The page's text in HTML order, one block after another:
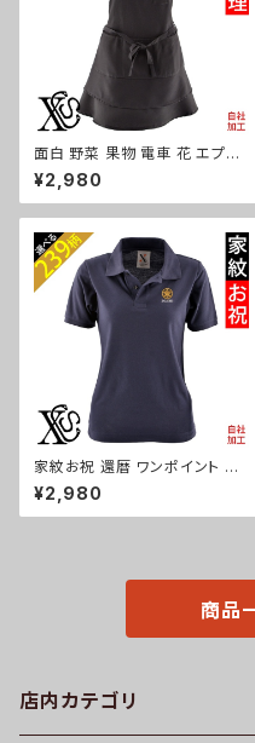
面白 野菜 果物 電車 花 エプロ
ン リアル 刺繍 プレゼント ワン
ポイント ワンピース レディース
撥水加工 おしゃれ かわいい フ
の日 保育士 カフェ サロン 黒
柄 グッズ ori-a-tao13-b09-s
¥2,980
家紋お祝 還暦 ワンポイント 刺
繍 オリジナル 半袖 ポロシャツ
レディース 無地 ロゴ おしゃれ
ゴルフ 吸汗速乾 黒 ブラック ネ
¥2,980
商品
店内カテゴリ